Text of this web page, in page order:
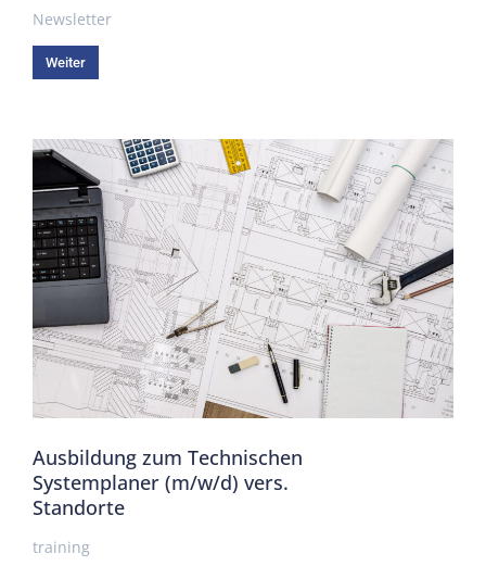
Newsletter
Weiter
Ausbildung zum Technischen
Systemplaner (m/w/d) vers.
Standorte
training